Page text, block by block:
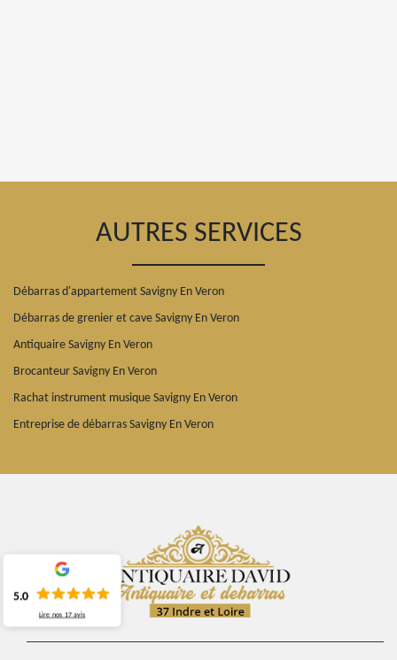
AUTRES SERVICES
Débarras d'appartement Savigny En Veron
Débarras de grenier et cave Savigny En Veron
Antiquaire Savigny En Veron
Brocanteur Savigny En Veron
Rachat instrument musique Savigny En Veron
Entreprise de débarras Savigny En Veron
5.0
Lire nos 17 avis